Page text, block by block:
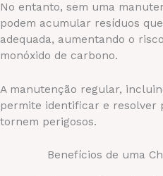
No entanto, sem uma
podem acumular resíduos
adequada, aumentando o
monóxido de carbono.
A manutenção regular,
permite identificar e resolver
tornem perigosos.
Benefícios de uma